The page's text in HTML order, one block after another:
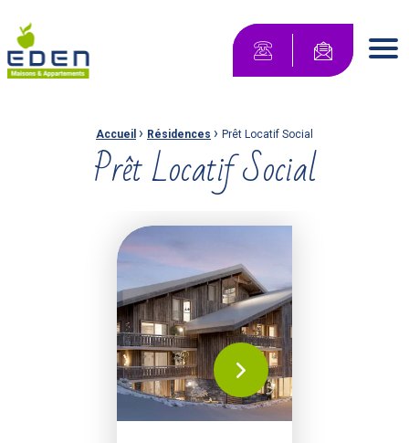
Maisons Eden Maisons & Appartements
Contactez-
Accueil › Résidences › Prêt Locatif Social
Prêt Locatif Social